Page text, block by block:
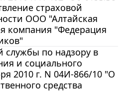
страховой
ООО "Алтайская
компания "Федерация
по надзору в
и социального
2010 г. N 04И-866/10 "О
средства